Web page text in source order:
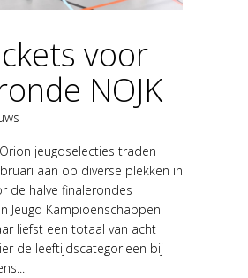
voor
NOJK
jeugdselecties traden
aan op diverse plekken in
de halve finalerondes
Jeugd Kampioenschappen
liefst een totaal van acht
de leeftijdscategorieen bij